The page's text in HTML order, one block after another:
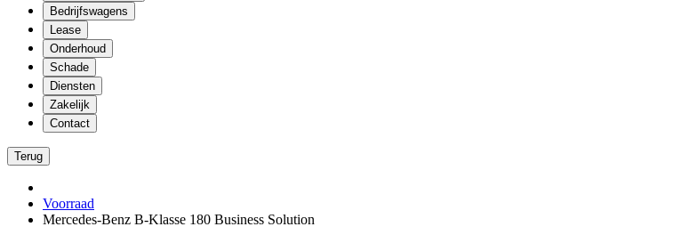
Bedrijfswagens
Lease
Onderhoud
Schade
Diensten
Zakelijk
Contact
Terug
Voorraad
Mercedes-Benz B-Klasse 180 Business Solution